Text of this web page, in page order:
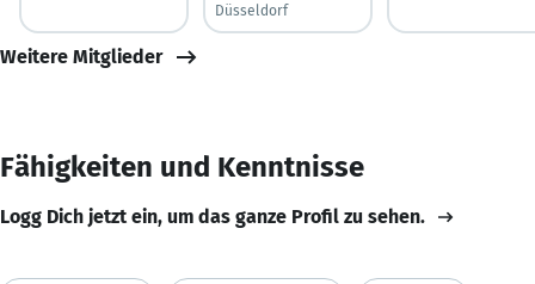
Düsseldorf
Weitere Mitglieder
Fähigkeiten und Kenntnisse
Logg Dich jetzt ein, um das ganze Profil zu sehen.